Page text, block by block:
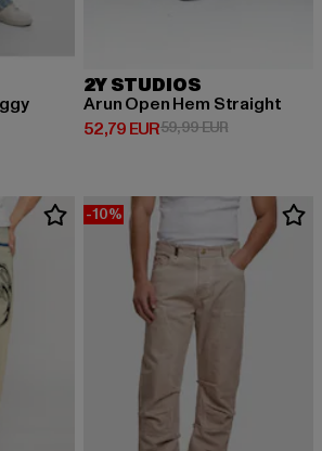
EUR 49,99 EUR
2Y STUDIOS
Arun Open Hem Straight
52,79 EUR
Derzeitiger Preis: 52,79 EUR
59,99 EURAktionspreis:
-10%